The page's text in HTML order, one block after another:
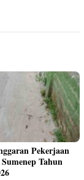
Pekerjaan
Tahun